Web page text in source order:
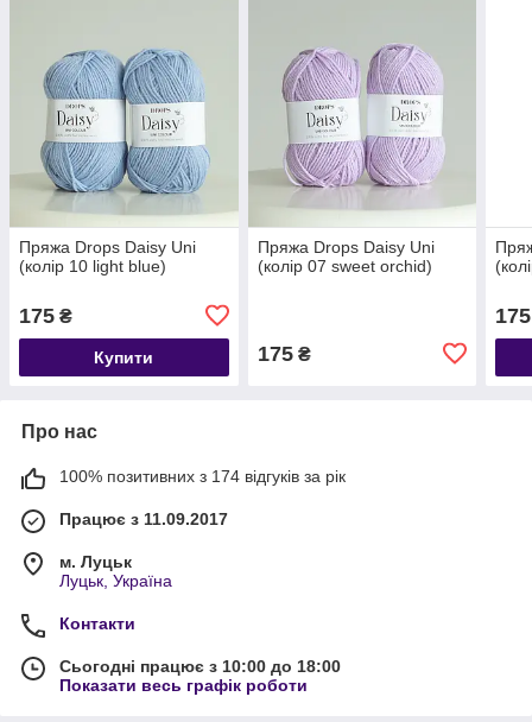
Пряжа Drops Daisy Uni
(колір 10 light blue)
175 ₴
Купити
Пряжа Drops Daisy Uni
(колір 07 sweet orchid)
175₴
175
Про нас
100% позитивних з 174 відгуків за рік
Працює з 11.09.2017
м. Луцьк
Луцьк, Україна
Контакти
Сьогодні працює з 10:00 до 18:00
Показати весь графік роботи